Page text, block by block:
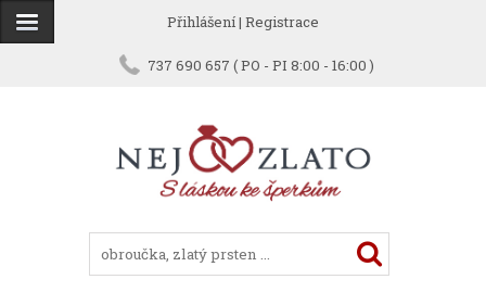
Přihlášení| Registrace
737 690 657 ( PO - PI 8:00 - 16:00 )